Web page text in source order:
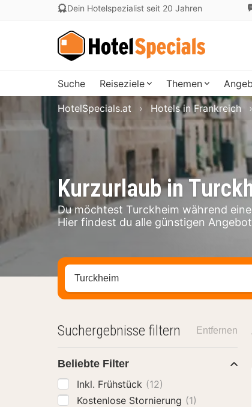
Dein Hotelspezialist seit 20 Jahren
Suche Reiseziele Themen
Kurzurlaub in
Du möchtest Turckheim während
Hier findest du alle günstigen
HotelSpecials.at Hotels in Frankreich
Stadt, Region oder Hotel suchen
Suchergebnisse filtern Entfernen
Beliebte Filter
Inkl. Frühstück (12)
Kostenlose Stornierung (1)